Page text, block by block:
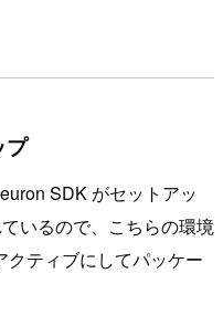
プ
SDK がセットアッ
いるので、こちらの環境
クティブにしてパッケー